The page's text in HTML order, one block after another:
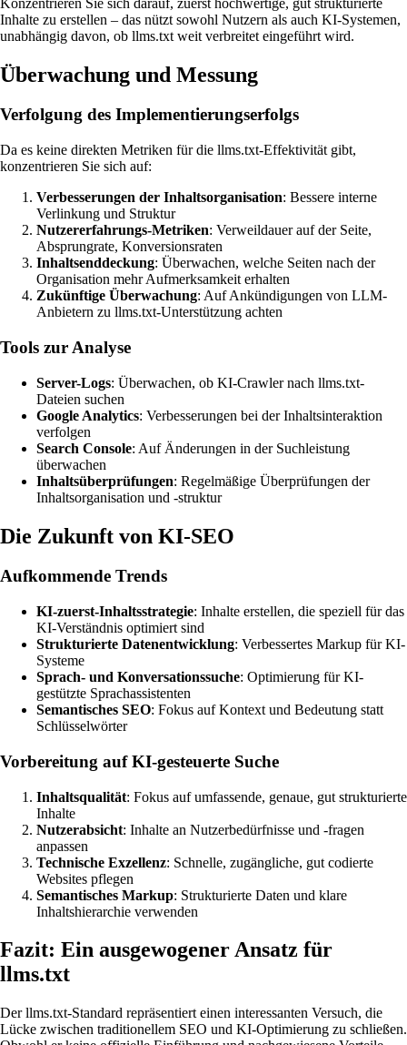
Inhalte zu erstellen – das nützt sowohl Nutzern als auch KI-Systemen,
unabhängig davon, ob llms.txt weit verbreitet eingeführt wird.
Überwachung und Messung
Verfolgung des Implementierungserfolgs
Da es keine direkten Metriken für die llms.txt-Effektivität gibt,
konzentrieren Sie sich auf:
Verbesserungen der Inhaltsorganisation: Bessere interne
Verlinkung und Struktur
Nutzererfahrungs-Metriken: Verweildauer auf der Seite,
Absprungrate, Konversionsraten
Inhaltsenddeckung: Überwachen, welche Seiten nach der
Organisation mehr Aufmerksamkeit erhalten
Zukünftige Überwachung: Auf Ankündigungen von LLM-
Anbietern zu llms.txt-Unterstützung achten
Tools zur Analyse
Server-Logs: Überwachen, ob KI-Crawler nach llms.txt-
Dateien suchen
Google Analytics: Verbesserungen bei der Inhaltsinteraktion
verfolgen
Search Console: Auf Änderungen in der Suchleistung
überwachen
Inhaltsüberprüfungen: Regelmäßige Überprüfungen der
Inhaltsorganisation und -struktur
Die Zukunft von KI-SEO
Aufkommende Trends
KI-zuerst-Inhaltsstrategie: Inhalte erstellen, die speziell für das
KI-Verständnis optimiert sind
Strukturierte Datenentwicklung: Verbessertes Markup für KI-
Systeme
Sprach- und Konversationssuche: Optimierung für KI-
gestützte Sprachassistenten
Semantisches SEO: Fokus auf Kontext und Bedeutung statt
Schlüsselwörter
Vorbereitung auf KI-gesteuerte Suche
Inhaltsqualität: Fokus auf umfassende, genaue, gut strukturierte
Inhalte
Nutzerabsicht: Inhalte an Nutzerbedürfnisse und -fragen
anpassen
Technische Exzellenz: Schnelle, zugängliche, gut codierte
Websites pflegen
Semantisches Markup: Strukturierte Daten und klare
Inhaltshierarchie verwenden
Fazit: Ein ausgewogener Ansatz für
llms.txt
Der llms.txt-Standard repräsentiert einen interessanten Versuch, die
Lücke zwischen traditionellem SEO und KI-Optimierung zu schließen.